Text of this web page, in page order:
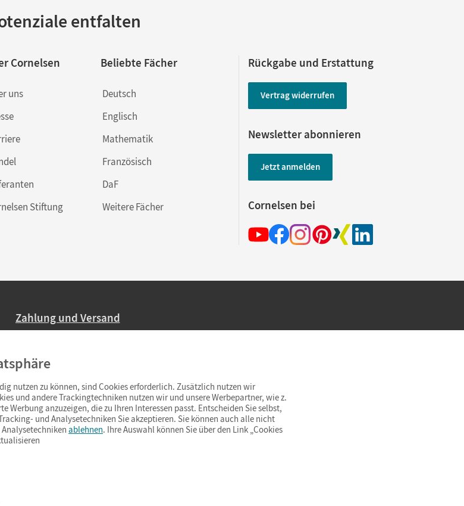
entfalten
Cornelsen
uns
Stiftung
Beliebte Fächer
Deutsch
Englisch
Mathematik
Französisch
DaF
Weitere Fächer
Rückgabe und Erstattung
Vertrag widerrufen
Newsletter abonnieren
Jetzt anmelden
Cornelsen bei
Zahlung und Versand
Ab 59,– EUR Bestellwert liefern wir versandkostenfrei innerhalb Deutschlands
(Lieferung in 3–6 Tagen).
nutzen zu können, sind Cookies erforderlich. Zusätzlich nutzen wir
und andere Trackingtechniken nutzen wir und unsere Werbepartner, wie z.
Werbung anzuzeigen, die zu Ihren Interessen passt. Entscheiden Sie selbst,
und Analysetechniken Sie akzeptieren. Sie können auch alle nicht
ablehnen. Ihre Auswahl können Sie über den Link „Cookies